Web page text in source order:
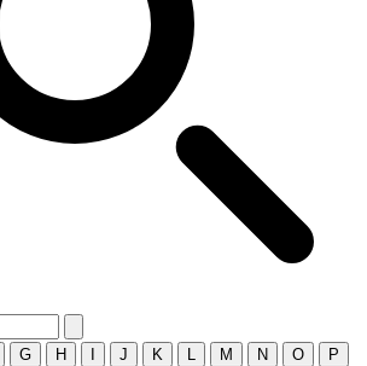
G H J K M N O
P